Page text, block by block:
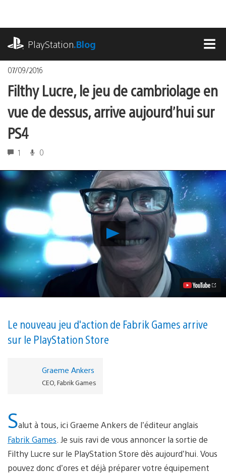
contenu
PlayStation.Blog
07/09/2016
Filthy Lucre, le jeu de cambriolage en
vue de dessus, arrive aujourd’hui sur
PS4
1 0
la
vidéo
Filthy
Lucre,
le
de
vue
de
Le nouveau jeu d'action de Fabrik Games arrive
sur le PlayStation Store
Graeme Ankers
CEO, Fabrik Games
Salut à tous, ici Graeme Ankers de l’éditeur anglais
Fabrik Games . Je suis ravi de vous annoncer la sortie de
Filthy Lucre sur le PlayStation Store dès aujourd’hui. Vous
pouvez donc d’ores et déjà préparer votre équipement